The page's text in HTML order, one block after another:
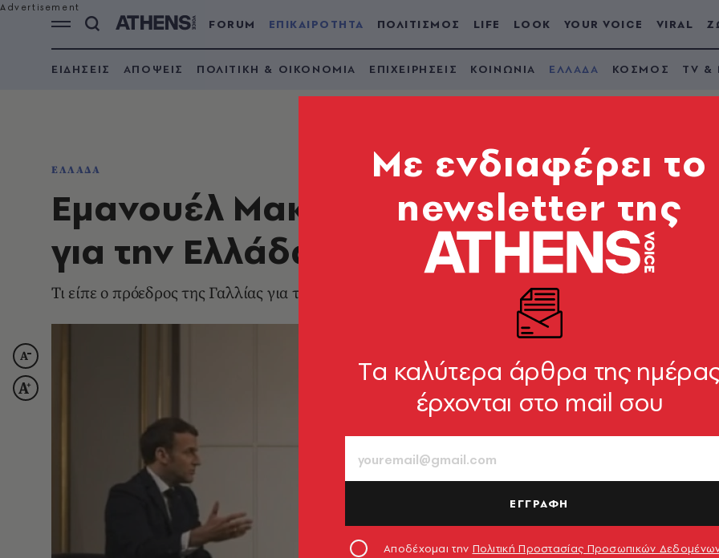
FORUM ΕΠΙΚΑΙΡΟΤΗΤΑ ΠΟΛΙΤΙΣΜΟΣ LIFE LOOK YOUR VOICE VIRAL
ΕΙΔΗΣΕΙΣ ΑΠΟΨΕΙΣ ΠΟΛΙΤΙΚΗ & ΟΙΚΟΝΟΜΙΑ ΕΠΙΧΕΙΡΗΣΕΙΣ ΚΟΙΝΩΝΙΑ ΕΛΛΑΔΑ ΚΟΣΜΟΣ TV &
ΕΛΛΑΔΑ
Εμανουέλ Μακρόν στην ΕΡΤ: Το
για την Ελλάδα
Τι είπε ο πρόεδρος της Γαλλίας για τα ελληνοτουρκικά, τον κορωνοϊό και το πιστοποιητικό
Mε ενδιαφέρει το
newsletter της
Tα καλύτερα άρθρα της
έρχονται στο mail σου
ΕΓΓΡΑΦΗ
Αποδέχομαι την Πολιτική Προστασίας Προσωπικών